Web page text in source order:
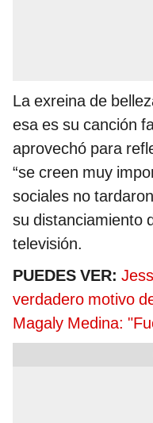
La exreina de
esa es su canción
aprovechó para
“se creen muy
sociales no
su distanciamiento
televisión.
PUEDES VER:
verdadero motivo
Magaly Medina: